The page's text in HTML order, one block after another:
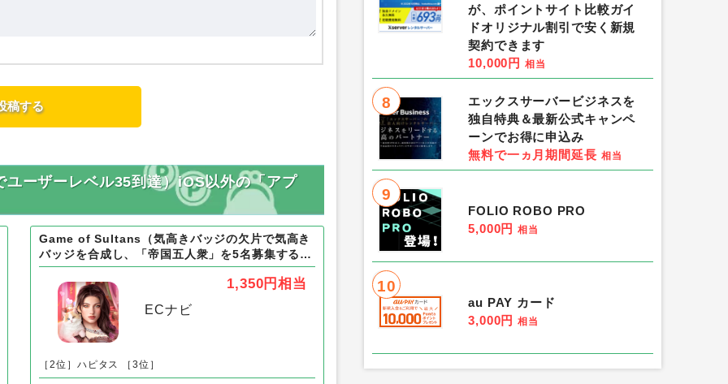
ーザーレベル35到達）iOS以外の「アプ
Game of Sultans（気高きバッジの欠片で気高き
バッジを合成し、「帝国五人衆」を5名募集する）
Android
1,350円相当
ECナビ
［2位］ハピタス ［3位］
が、ポイントサイト比較ガイ
ドオリジナル割引で安く新規
契約できます
10,000円 相当
8
エックスサーバービジネスを
独自特典＆最新公式キャンペ
ーンでお得に申込み
無料で一ヵ月期間延長 相当
9
FOLIO ROBO PRO
5,000円 相当
10
au PAY カード
3,000円 相当